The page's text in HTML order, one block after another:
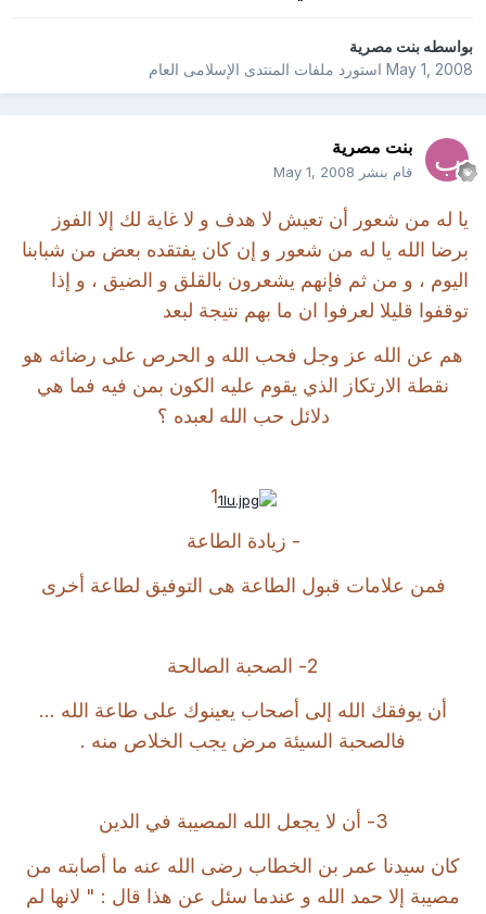
بواسطهبنت مصرية
May 1, 2008استورد ملفات المنتدى الإسلامى العام
بنت مصرية
قام بنشر May 1, 2008
يا له من شعور أن تعيش لا هدف و لا غاية لك إلا الفوز
برضا الله يا له من شعور و إن كان يفتقده بعض من شبابنا
اليوم ، و من ثم فإنهم يشعرون بالقلق و الضيق ، و إذا
توقفوا قليلا لعرفوا ان ما بهم نتيجة لبعد
هم عن الله عز وجل فحب الله و الحرص على رضائه هو
نقطة الارتكاز الذي يقوم عليه الكون بمن فيه فما هي
دلائل حب الله لعبده ؟
1
- زيادة الطاعة
فمن علامات قبول الطاعة هى التوفيق لطاعة أخرى
2- الصحبة الصالحة
أن يوفقك الله إلى أصحاب يعينوك على طاعة الله ...
فالصحبة السيئة مرض يجب الخلاص منه .
3- أن لا يجعل الله المصيبة في الدين
كان سيدنا عمر بن الخطاب رضى الله عنه ما أصابته من
مصيبة إلا حمد الله و عندما سئل عن هذا قال : " لانها لم